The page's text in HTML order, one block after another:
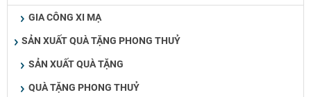
GIA CÔNG XI MẠ
SẢN XUẤT QUÀ TẶNG PHONG THUỶ
SẢN XUẤT QUÀ TẶNG
QUÀ TẶNG PHONG THUỶ